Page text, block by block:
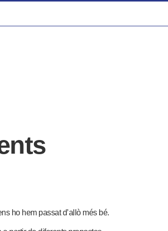
ho hem passat d’allò més bé.